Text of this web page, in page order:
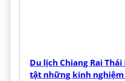
Du lịch Chiang Rai
tật những kinh